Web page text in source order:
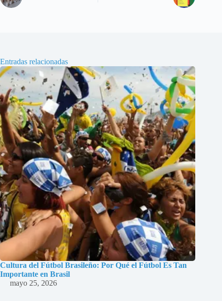
Entradas relacionadas
Cultura del Fútbol Brasileño: Por Qué el Fútbol Es Tan
Importante en Brasil
mayo 25, 2026